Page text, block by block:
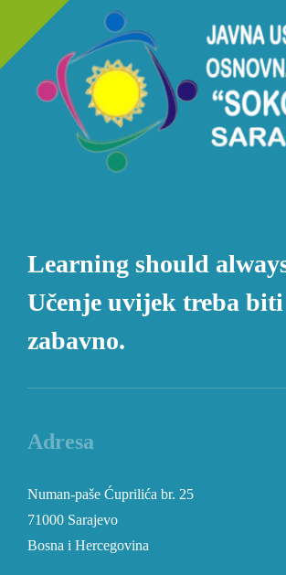
Learning should
Učenje uvijek treba biti
zabavno.
Adresa
Numan-paše Ćuprilića br. 25
71000 Sarajevo
Bosna i Hercegovina